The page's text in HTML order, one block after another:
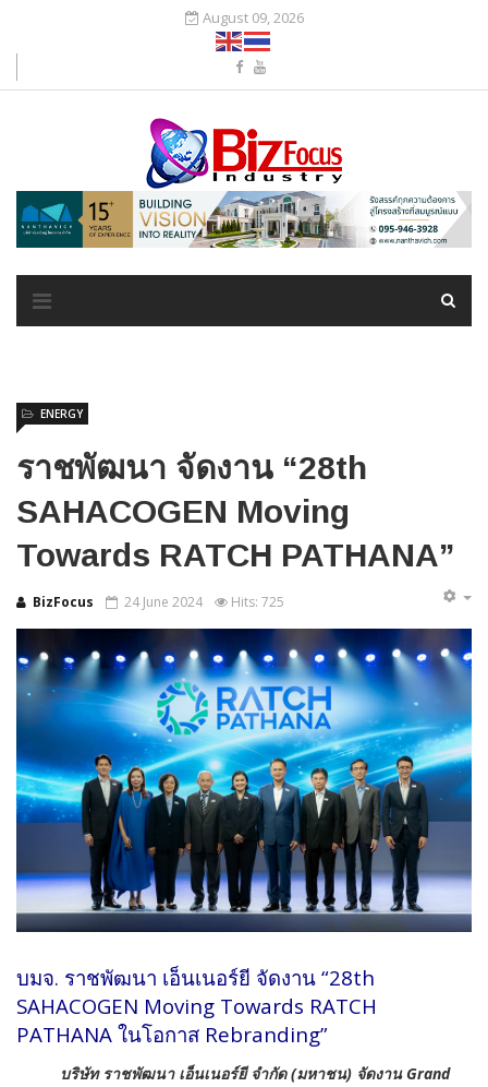
August 09, 2026
ราชพัฒนา จัดงาน “28th
SAHACOGEN Moving
Towards RATCH PATHANA”
BizFocus
ENERGY
24 June 2024 Hits: 725
บมจ. ราชพัฒนา เอ็นเนอร์ยี จัดงาน “28th
SAHACOGEN Moving Towards RATCH
PATHANA ในโอกาส Rebranding”
บริษัท ราชพัฒนา เอ็นเนอร์ยี จำกัด (มหาชน) จัดงาน Grand